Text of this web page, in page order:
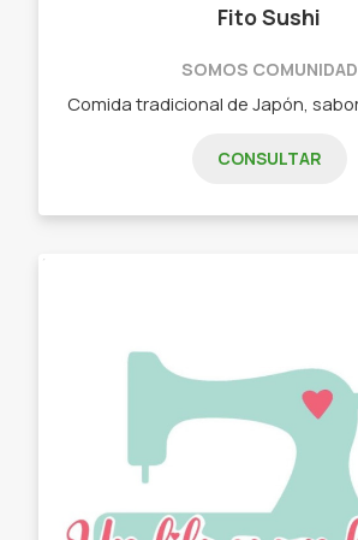
Fito Sushi
SOMOS COMUNIDAD
CONSULTAR